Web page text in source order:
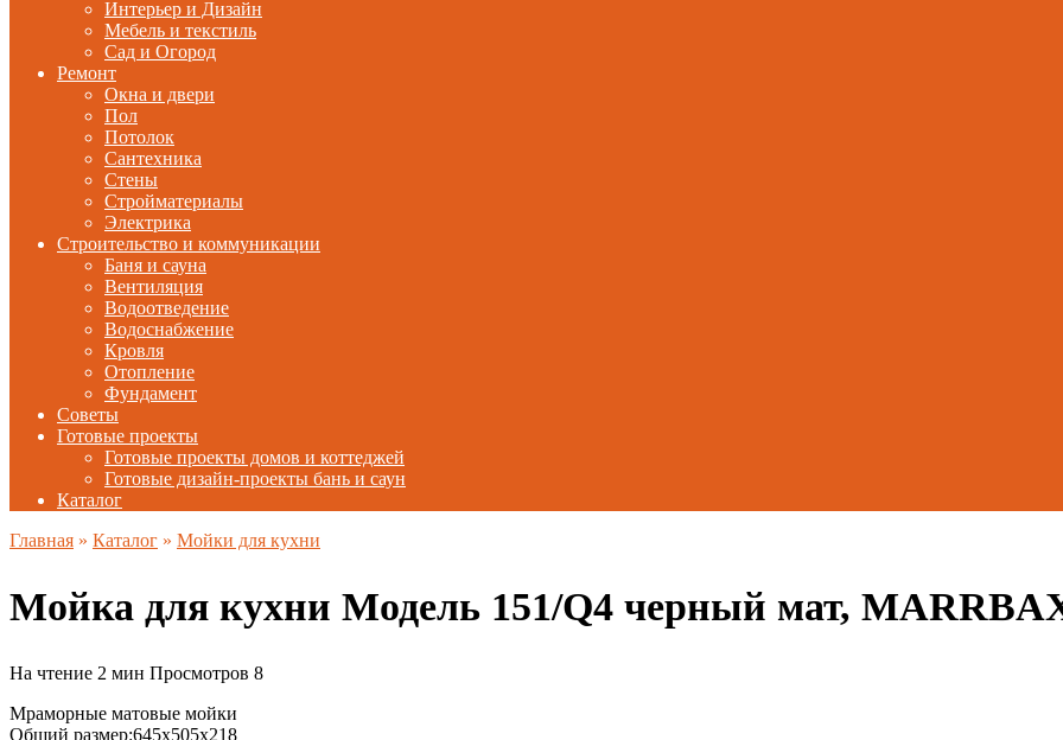
Интерьер и Дизайн
Мебель и текстиль
Сад и Огород
Ремонт
Окна и двери
Пол
Потолок
Сантехника
Стены
Стройматериалы
Электрика
Строительство и коммуникации
Баня и сауна
Вентиляция
Водоотведение
Водоснабжение
Кровля
Отопление
Фундамент
Советы
Готовые проекты
Готовые проекты домов и коттеджей
Готовые дизайн-проекты бань и саун
Каталог
Главная » Каталог » Мойки для кухни
Мойка для кухни Модель 151/Q4 черный мат,
На чтение 2 мин Просмотров 8
Мраморные матовые мойки
Общий размер:645x505x218